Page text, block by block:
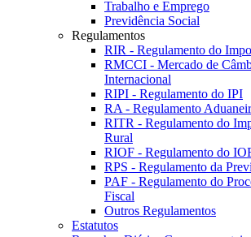
Trabalho e Emprego
Previdência Social
Regulamentos
RIR - Regulamento do
RMCCI - Mercado de
Internacional
RIPI - Regulamento do IPI
RA - Regulamento
RITR - Regulamento do
Rural
RIOF - Regulamento do
RPS - Regulamento da
PAF - Regulamento do
Fiscal
Outros Regulamentos
Estatutos